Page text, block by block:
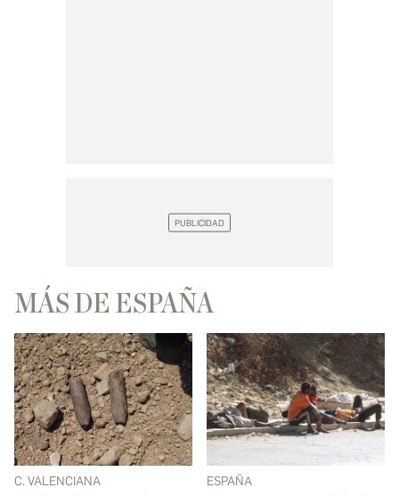
MÁS DE ESPAÑA
C. VALENCIANA ESPAÑA